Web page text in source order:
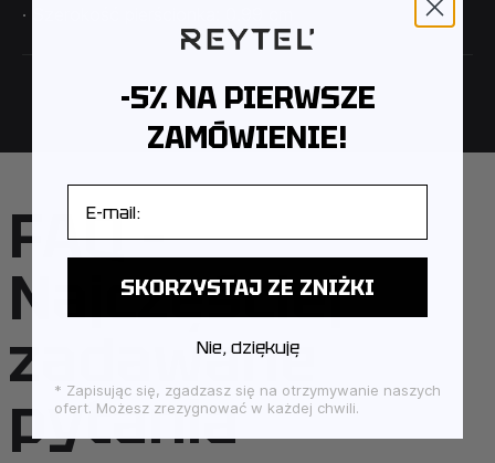
· Szerokość pierścionka: 0.99 cm
FAQ –
Najczęściej
zadawane
pytania
-5% NA PIERWSZE
ZAMÓWIENIE!
SKORZYSTAJ ZE ZNIŻKI
Nie, dziękuję
* Zapisując się, zgadzasz się na otrzymywanie naszych
ofert. Możesz zrezygnować w każdej chwili.